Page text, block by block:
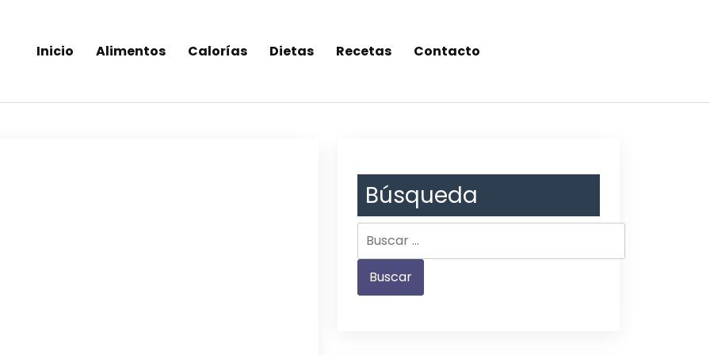
Inicio Alimentos Calorías Dietas Recetas Contacto
Búsqueda